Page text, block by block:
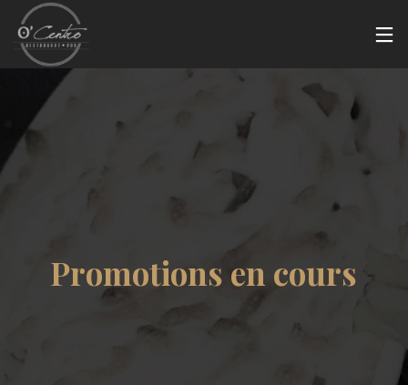
Promotions en cours